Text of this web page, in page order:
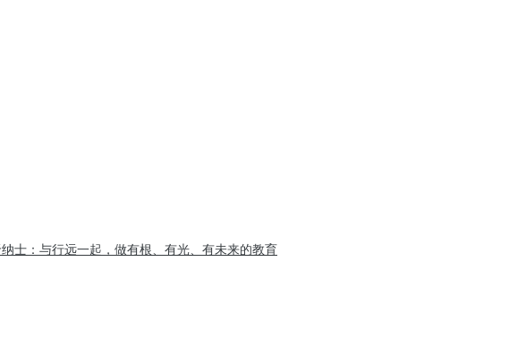
纳士：与行远一起，做有根、有光、有未来的教育